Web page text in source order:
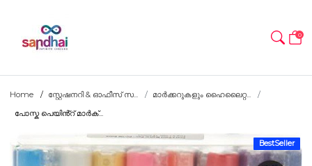
0
Home സ്റ്റേഷനറി & ഓഫീസ് സ...
മാർക്കറുകളും ഹൈലൈറ്റ...
പോസ്ക പെയിൻ്റ് മാർക്...
BestSeller